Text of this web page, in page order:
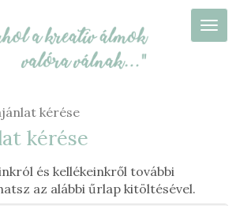
kérése
kérése
és kellékeinkről további
az alábbi űrlap kitöltésével.